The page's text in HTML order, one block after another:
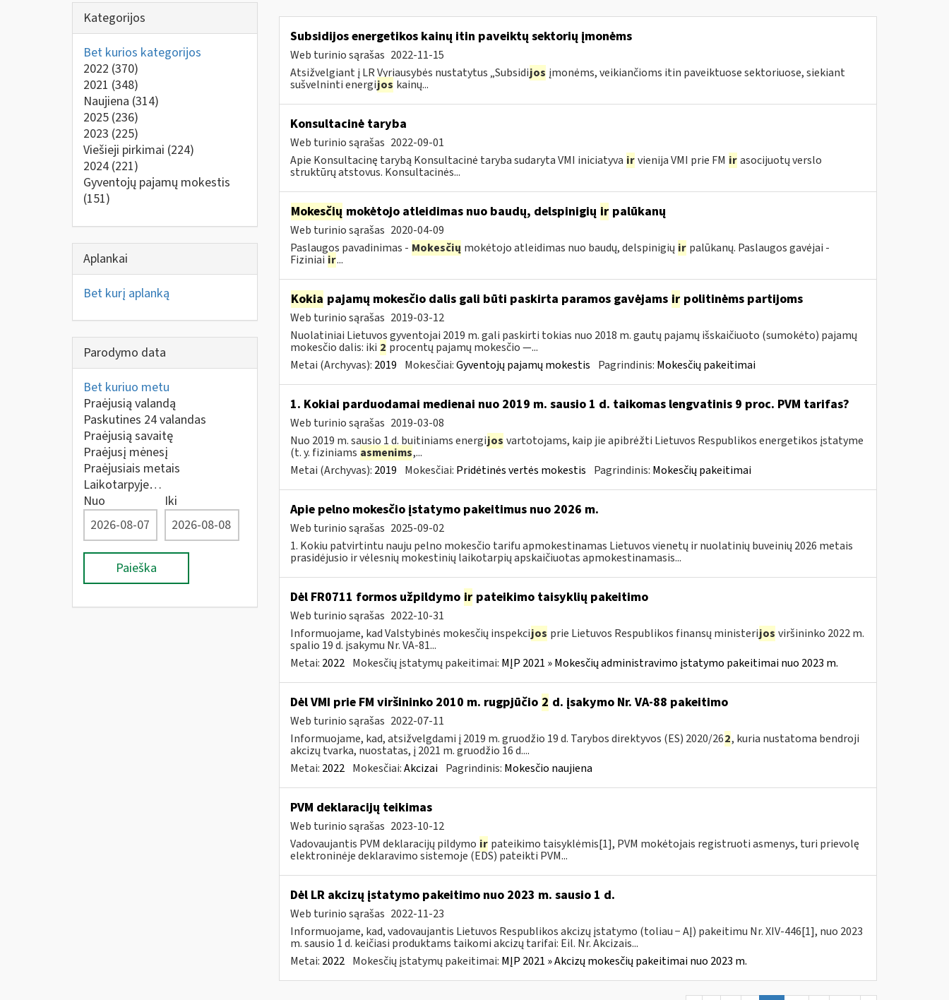
Kategorijos
Bet kurios kategorijos
2022 (370)
2021 (348)
Naujiena (314)
2025 (236)
2023 (225)
Viešieji pirkimai (224)
2024 (221)
Gyventojų pajamų mokestis
(151)
Aplankai
Bet kurį aplanką
Parodymo data
Bet kuriuo metu
Praėjusią valandą
Paskutines 24 valandas
Praėjusią savaitę
Praėjusį mėnesį
Praėjusiais metais
Laikotarpyje…
Nuo
Iki
Paieška
Subsidijos energetikos kainų itin paveiktų sektorių įmonėms
Web turinio sąrašas 2022-11-15
Atsižvelgiant į LR Vyriausybės nustatytus „Subsidijos įmonėms, veikiančioms itin paveiktuose sektoriuose, siekiant
sušvelninti energijos kainų...
Konsultacinė taryba
Web turinio sąrašas 2022-09-01
Apie Konsultacinę tarybą Konsultacinė taryba sudaryta VMI iniciatyva ir vienija VMI prie FM ir asocijuotų verslo
struktūrų atstovus. Konsultacinės...
Mokesčių mokėtojo atleidimas nuo baudų, delspinigių irpalūkanų
Web turinio sąrašas 2020-04-09
Paslaugos pavadinimas - Mokesčių mokėtojo atleidimas nuo baudų, delspinigių ir palūkanų. Paslaugos gavėjai -
Fiziniai ir...
Kokia pajamų mokesčio dalis gali būti paskirta paramos gavėjams irpolitinėms partijoms
Web turinio sąrašas 2019-03-12
Nuolatiniai Lietuvos gyventojai 2019 m. gali paskirti tokias nuo 2018 m. gautų pajamų išskaičiuoto (sumokėto) pajamų
mokesčio dalis: iki 2 procentų pajamų mokesčio —...
Metai (Archyvas): 2019 Mokesčiai:Gyventojų pajamų mokestis Pagrindinis: Mokesčių pakeitimai
1. Kokiai parduodamai medienai nuo 2019 m. sausio 1 d. taikomas lengvatinis 9 proc. PVM tarifas?
Web turinio sąrašas 2019-03-08
Nuo 2019 m. sausio 1 d. buitiniams energijos vartotojams, kaip jie apibrėžti Lietuvos Respublikos energetikos įstatyme
(t. y. fiziniams asmenims,...
Metai (Archyvas): 2019 Mokesčiai: Pridėtinės vertės mokestis Pagrindinis: Mokesčių pakeitimai
Apie pelno mokesčio įstatymo pakeitimus nuo 2026 m.
Web turinio sąrašas 2025-09-02
1. Kokiu patvirtintu nauju pelno mokesčio tarifu apmokestinamas Lietuvos vienetų ir nuolatinių buveinių 2026 metais
prasidėjusio ir vėlesnių mokestinių laikotarpių apskaičiuotas apmokestinamasis...
Dėl FR0711 formos užpildymo irpateikimo taisyklių pakeitimo
Web turinio sąrašas 2022-10-31
Informuojame, kad Valstybinės mokesčių inspekcijos prie Lietuvos Respublikos finansų ministerijos viršininko 2022 m.
spalio 19 d. įsakymu Nr. VA-81...
Metai: 2022 Mokesčių įstatymų pakeitimai: MĮP 2021 » Mokesčių administravimo įstatymo pakeitimai nuo 2023 m.
Dėl VMI prie FM viršininko 2010 m. rugpjūčio 2 d. įsakymo Nr. VA-88 pakeitimo
Web turinio sąrašas 2022-07-11
Informuojame, kad, atsižvelgdami į 2019 m. gruodžio 19 d. Tarybos direktyvos (ES) 2020/262, kuria nustatoma bendroji
akcizų tvarka, nuostatas, į 2021 m. gruodžio 16 d....
Metai: 2022 Mokesčiai:Akcizai Pagrindinis: Mokesčio naujiena
PVM deklaracijų teikimas
Web turinio sąrašas 2023-10-12
Vadovaujantis PVM deklaracijų pildymo ir pateikimo taisyklėmis[1], PVM mokėtojais registruoti asmenys, turi prievolę
elektroninėje deklaravimo sistemoje (EDS) pateikti PVM...
Dėl LR akcizų įstatymo pakeitimo nuo 2023 m. sausio 1 d.
Web turinio sąrašas 2022-11-23
Informuojame, kad, vadovaujantis Lietuvos Respublikos akcizų įstatymo (toliau − AĮ) pakeitimu Nr. XIV-446[1], nuo 2023
m. sausio 1 d. keičiasi produktams taikomi akcizų tarifai: Eil. Nr. Akcizais...
Metai: 2022 Mokesčių įstatymų pakeitimai: MĮP 2021 » Akcizų mokesčių pakeitimai nuo 2023 m.